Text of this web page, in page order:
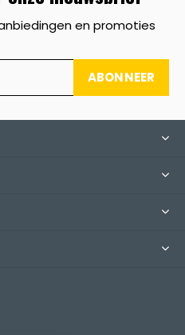
en promoties
ABONNEER